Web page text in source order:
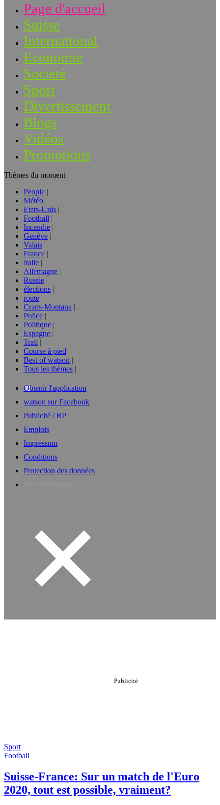
Page d'accueil
Suisse
International
Economie
Société
Sport
Divertissement
Blogs
Vidéos
Promotions
Thèmes du moment
People
Météo
Etats-Unis
Football
Incendie
Genève
Valais
France
Italie
Allemagne
Russie
élections
route
Crans-Montana
Police
Politique
Espagne
Trail
Course à pied
Best of watson
Tous les thèmes
Obtenir l'application
watson sur Facebook
Publicité / RP
Emplois
Impressum
Conditions
Protection des données
Sport
Football
Suisse-France: Sur un match de l'Euro
2020, tout est possible, vraiment?